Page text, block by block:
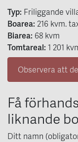
Typ: Friliggande
Boarea: 216 kvm.
Biarea: 68 kvm
Tomtareal: 1 201
Observera att
Få
liknande
Ditt namn